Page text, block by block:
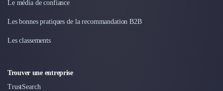
Le média de confiance
Les bonnes pratiques de la recommandation B2B
Les classements
Trouver une entreprise
TrustSearch